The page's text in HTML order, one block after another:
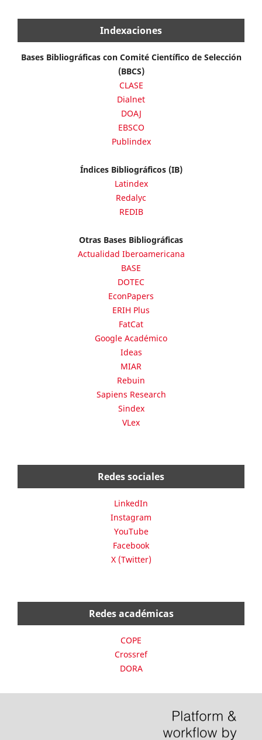
Indexaciones
Bases Bibliográficas con Comité Científico de Selección
(BBCS)
CLASE
Dialnet
DOAJ
EBSCO
Publindex
Índices Bibliográficos (IB)
Latindex
Redalyc
REDIB
Otras Bases Bibliográficas
Actualidad Iberoamericana
BASE
DOTEC
EconPapers
ERIH Plus
FatCat
Google Académico
Ideas
MIAR
Rebuin
Sapiens Research
Sindex
VLex
Redes sociales
LinkedIn
Instagram
YouTube
Facebook
X (Twitter)
Redes académicas
COPE
Crossref
DORA